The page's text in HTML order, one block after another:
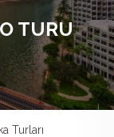
TURU
Turları